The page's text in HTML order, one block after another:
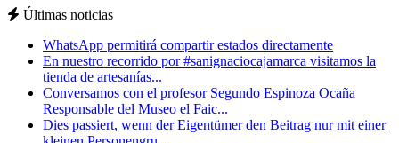
Últimas noticias
WhatsApp permitirá compartir estados directamente
En nuestro recorrido por #sanignaciocajamarca visitamos la
tienda de artesanías...
Conversamos con el profesor Segundo Espinoza Ocaña
Responsable del Museo el Faic...
Dies passiert, wenn der Eigentümer den Beitrag nur mit einer